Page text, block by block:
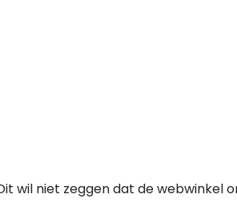
wil niet zeggen dat de